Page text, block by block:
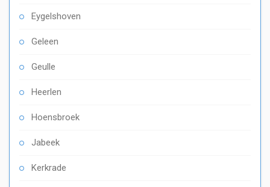
Eygelshoven
Geleen
Geulle
Heerlen
Hoensbroek
Jabeek
Kerkrade